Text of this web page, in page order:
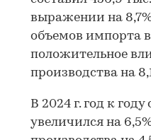
выражении на
объемов импорта в
положительное
производства на
В 2024 г. год к
увеличился на